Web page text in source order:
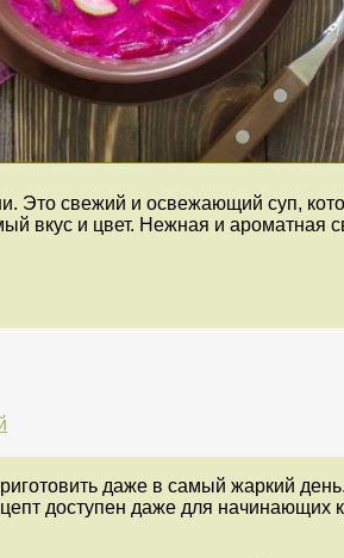
Это свежий и освежающий суп,
вкус и цвет. Нежная и ароматная
даже в самый жаркий
доступен даже для начинающих